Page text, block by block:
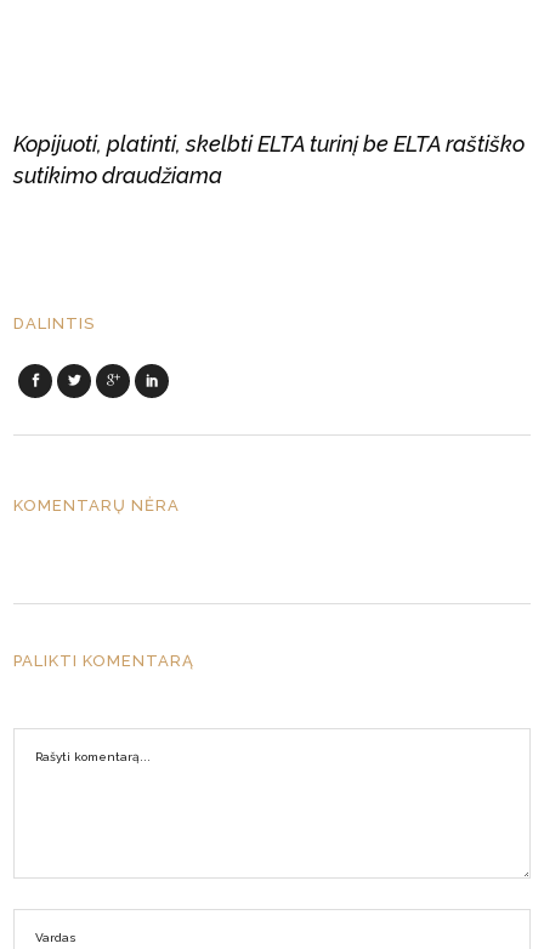
Kopijuoti, platinti, skelbti ELTA turinį be ELTA raštiško
sutikimo draudžiama
DALINTIS
KOMENTARŲ NĖRA
PALIKTI KOMENTARĄ